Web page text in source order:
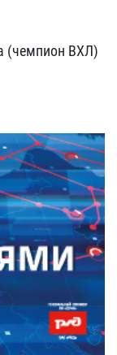
(чемпион ВХЛ)